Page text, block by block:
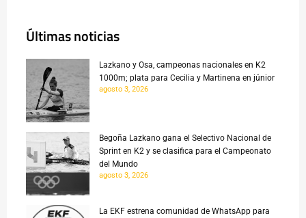
Últimas noticias
Lazkano y Osa, campeonas nacionales en K2
1000m; plata para Cecilia y Martinena en júnior
agosto 3, 2026
Begoña Lazkano gana el Selectivo Nacional de
Sprint en K2 y se clasifica para el Campeonato
del Mundo
agosto 3, 2026
La EKF estrena comunidad de WhatsApp para